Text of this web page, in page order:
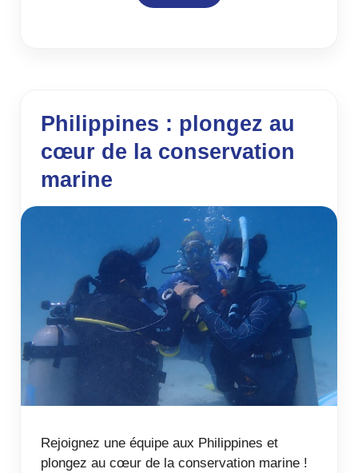
Philippines : plongez au
cœur de la conservation
marine
Rejoignez une équipe aux Philippines et
plongez au cœur de la conservation marine !